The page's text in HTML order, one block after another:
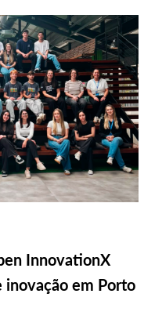
InnovationX
inovação em Porto